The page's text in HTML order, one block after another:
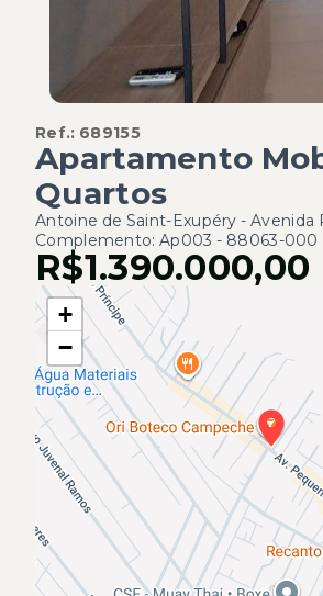
Ref.: 689155
Apartamento
Quartos
Antoine de Saint-Exupéry -Avenida
Complemento: Ap003 - 88063-000
R$1.390.000,00
+
−